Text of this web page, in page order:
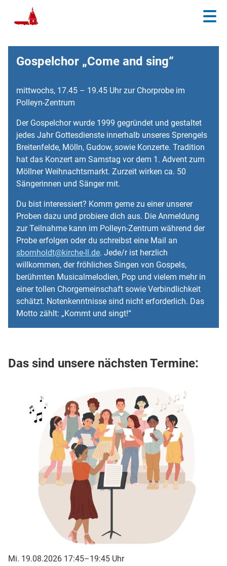
Gospelchor „Come and sing“
mittwochs, 17.45 – 19.45 Uhr zur Chorprobe im
Polleyn-Zentrum
Der Gospelchor wurde 1999 gegründet und gestaltet
jedes Jahr Gottesdienste innerhalb unseres Sprengels
Breitenfelde, Mölln, Gudow, sowie Konzerte. Tradition
hat das Konzert am Samstag vor dem 1. Advent zum
Möllner Weihnachtsmarkt. Zurzeit wirken ca. 50
Sängerinnen und Sänger mit.
Du bist interessiert? Komm gerne zu einer unserer
Proben dazu und probiere dich aus. Die Anmeldung
zur Teilnahme kann im Polleyn-Zentrum während der
Probe erfolgen oder du schreibst eine Mail an
sbornholdt@kirche-ll.de. Jede/r ist herzlich
willkommen, der fröhliches Singen von Gospels,
berühmten Musicalmelodien, Pop und vielem mehr in
einer tollen Chorgemeinschaft sowie Verbindlichkeit
schätzt. Notenkenntnisse sind nicht erforderlich. Das
Motto zählt: „Kommt und singt!“
Das sind unsere nächsten Termine:
Mi. 19.08.2026 17:45–19:45 Uhr